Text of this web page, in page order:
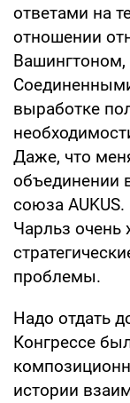
ответами на
отношении
выработке
Даже, что
объединении
союза AUKUS.
Чарльз очень
проблемы.
Надо отдать
Конгрессе
истории